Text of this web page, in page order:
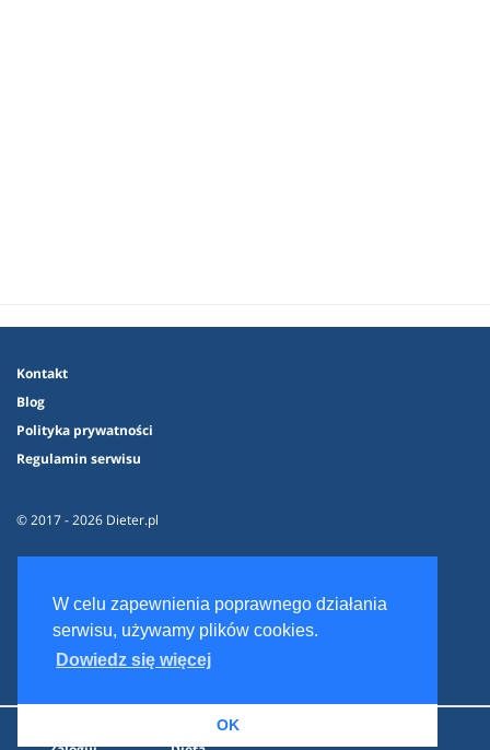
W celu zapewnienia poprawnego działania
serwisu, używamy plików cookies.
Dowiedz się więcej
OK
Kontakt
Blog
Polityka prywatności
Regulamin serwisu
© 2017 - 2026 Dieter.pl